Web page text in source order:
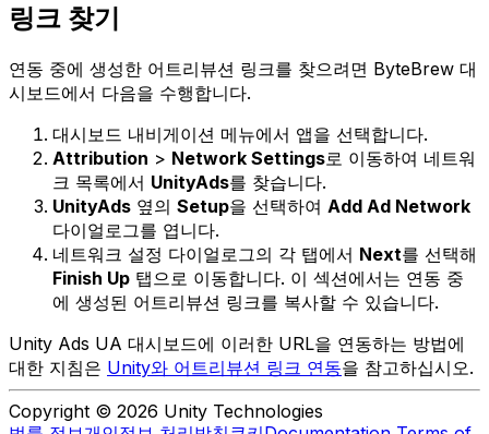
링크 찾기
연동 중에 생성한 어트리뷰션 링크를 찾으려면 ByteBrew 대
시보드에서 다음을 수행합니다.
대시보드 내비게이션 메뉴에서 앱을 선택합니다.
Attribution > Network Settings로 이동하여 네트워
크 목록에서 UnityAds를 찾습니다.
UnityAds 옆의 Setup을 선택하여 Add Ad Network
다이얼로그를 엽니다.
네트워크 설정 다이얼로그의 각 탭에서 Next를 선택해
Finish Up 탭으로 이동합니다. 이 섹션에서는 연동 중
에 생성된 어트리뷰션 링크를 복사할 수 있습니다.
Unity Ads UA 대시보드에 이러한 URL을 연동하는 방법에
대한 지침은 Unity와 어트리뷰션 링크 연동을 참고하십시오.
Copyright © 2026 Unity Technologies